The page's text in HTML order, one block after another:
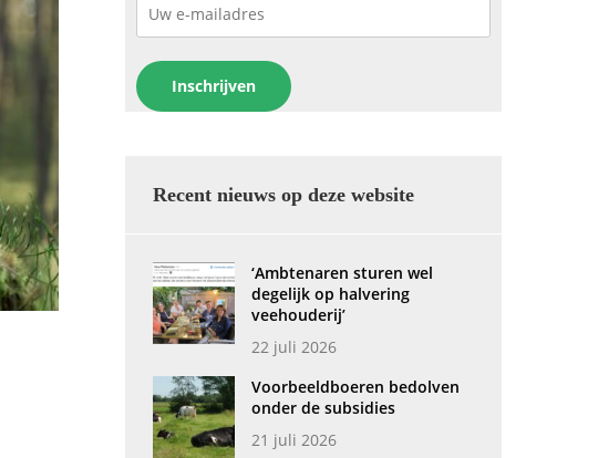
Recent nieuws op deze website
‘Ambtenaren sturen wel
degelijk op halvering
veehouderij’
22 juli 2026
Voorbeeldboeren bedolven
onder de subsidies
21 juli 2026